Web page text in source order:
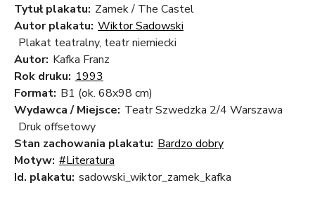
Tytuł plakatu: Zamek / The Castel
Autor plakatu: Wiktor Sadowski
Plakat teatralny, teatr niemiecki
Autor: Kafka Franz
Rok druku: 1993
Format: B1 (ok. 68x98 cm)
Wydawca / Miejsce: Teatr Szwedzka 2/4 Warszawa
Druk offsetowy
Stan zachowania plakatu: Bardzo dobry
Motyw: #Literatura
Id. plakatu: sadowski_wiktor_zamek_kafka